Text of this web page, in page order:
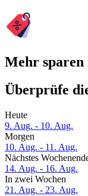
Mehr
Überprüfe
Heute
9. Aug. - 10. Aug.
Morgen
10. Aug. - 11. Aug.
Nächstes
14. Aug. - 16. Aug.
In zwei Wochen
21. Aug. - 23. Aug.